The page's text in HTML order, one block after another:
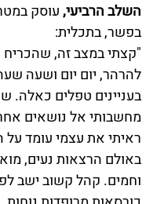
השלב הרביעי, עוסק
בפשר, בתכלית:
"קצתי במצב זה, שהכריח
להרהר, יום יום ושעה
בעניינים טפלים כאלה.
מחשבותי אל נושאים
ראיתי את עצמי עומד על
באולם הרצאות נעים,
וחמים. קהל קשוב ישב